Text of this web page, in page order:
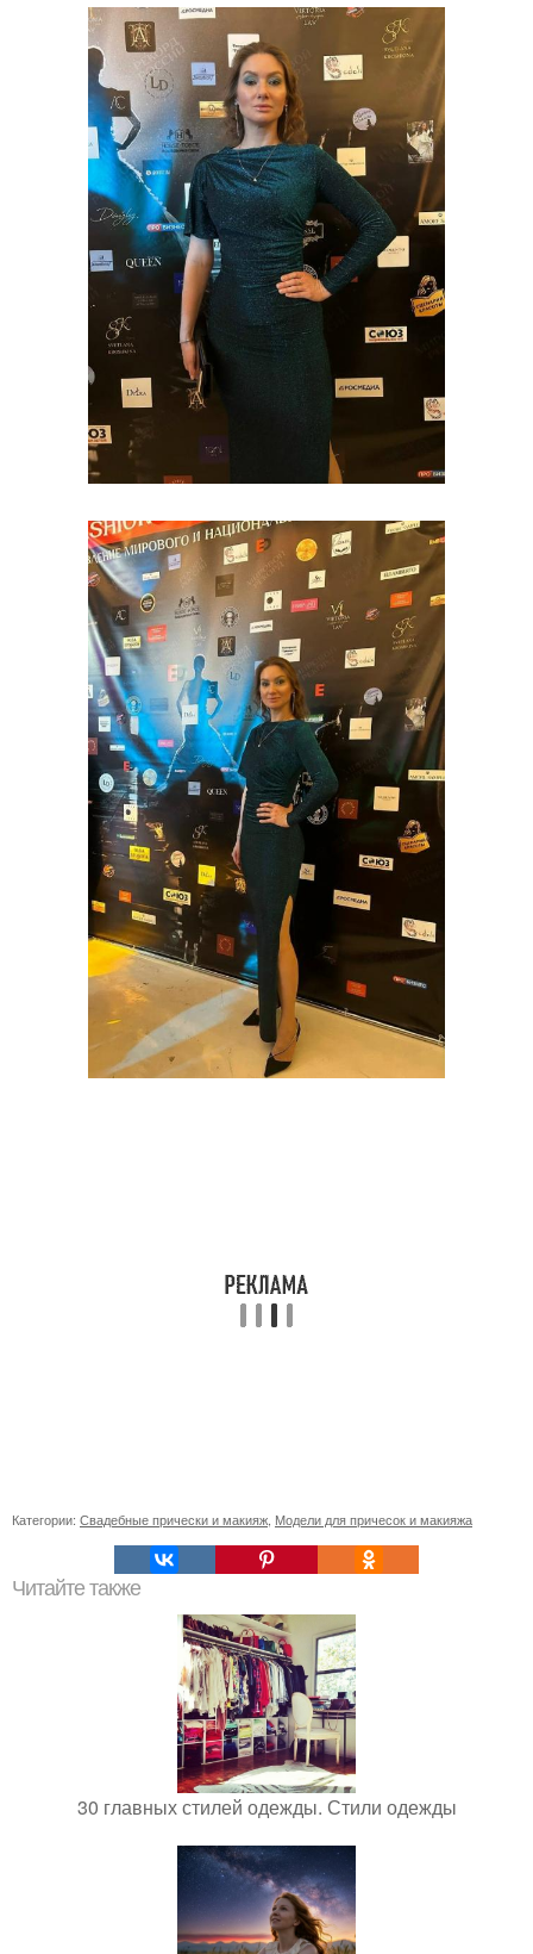
Категории: Свадебные прически и макияж Модели для причесок и макияжа
Читайте также
30 главных стилей одежды. Стили одежды